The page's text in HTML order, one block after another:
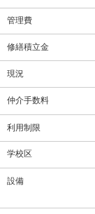
管理費
修繕積立金
現況
仲介手数料
利用制限
学校区
設備